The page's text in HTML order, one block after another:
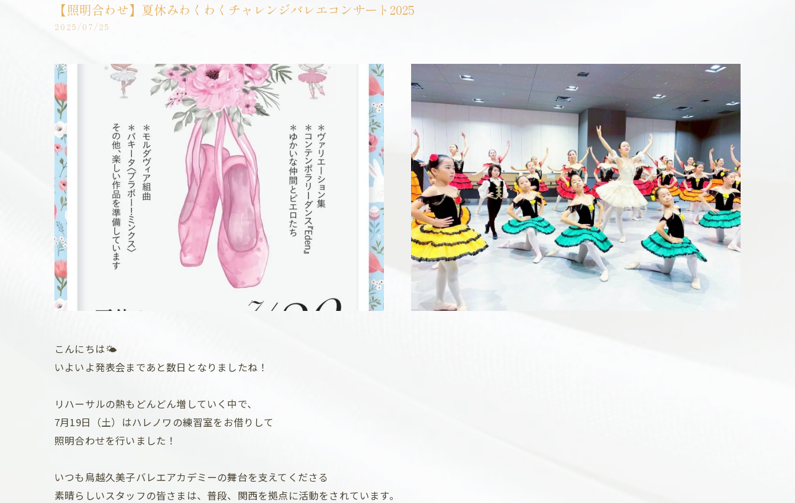
【照明合わせ】夏休みわくわくチャレンジバレエコンサート2025
2025/07/25
こんにちは🌤
いよいよ発表会まであと数日となりましたね！
リハーサルの熱もどんどん増していく中で、
7月19日（土）はハレノワの練習室をお借りして
照明合わせを行いました！
いつも鳥越久美子バレエアカデミーの舞台を支えてくださる
素晴らしいスタッフの皆さまは、普段、関西を拠点に活動をされています。